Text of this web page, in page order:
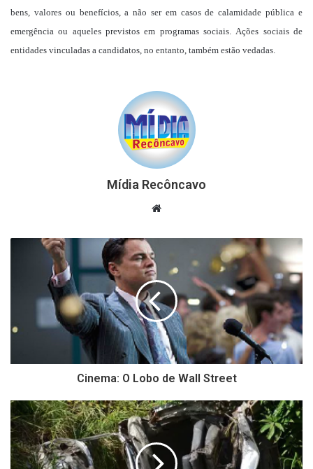
bens, valores ou benefícios, a não ser em casos de calamidade pública e
emergência ou aqueles previstos em programas sociais.Ações sociais de
entidades vinculadas a candidatos, no entanto, também estão vedadas.
Mídia Recôncavo
Website
Cinema: O Lobo de Wall Street